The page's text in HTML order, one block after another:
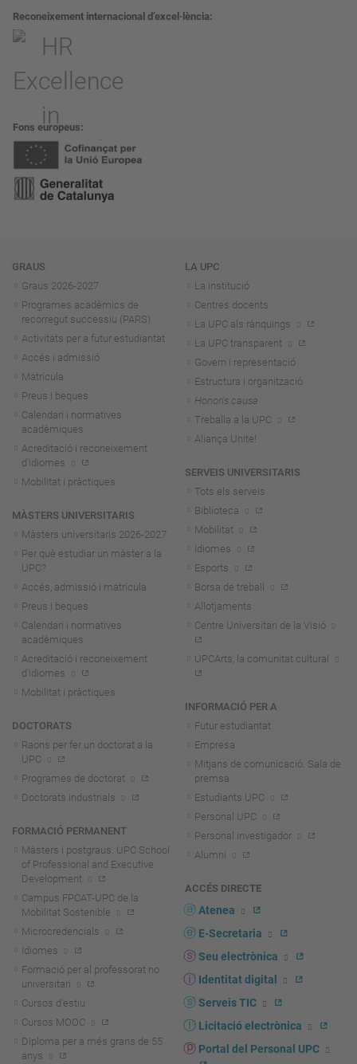
Reconeixement internacional d’excel·lència
Fons europeus
Navegació
GRAUS
Graus 2026-2027
Programes acadèmics de
recorregut successiu (PARS)
Activitats per a futur estudiantat
Accés i admissió
Matrícula
Preus i beques
Calendari i normatives
acadèmiques
Acreditació i reconeixement
d'idiomes
Mobilitat i pràctiques
MÀSTERS UNIVERSITARIS
Màsters universitaris 2026-2027
Per què estudiar un màster a la
UPC?
Accés, admissió i matrícula
Preus i beques
Calendari i normatives
acadèmiques
Acreditació i reconeixement
d'idiomes
Mobilitat i pràctiques
DOCTORATS
Raons per fer un doctorat a la
UPC
Programes de doctorat
Doctorats industrials
FORMACIÓ PERMANENT
Màsters i postgraus. UPC School
of Professional and Executive
Development
Campus FPCAT-UPC de la
Mobilitat Sostenible
Microcredencials
Idiomes
Formació per al professorat no
universitari
Cursos d'estiu
Cursos MOOC
Diploma per a més grans de 55
anys
LA UPC
La institució
Centres docents
La UPC als rànquings
La UPC transparent
Govern i representació
Estructura i organització
Honoris causa
Treballa a la UPC
Aliança Unite!
SERVEIS UNIVERSITARIS
Tots els serveis
Biblioteca
Mobilitat
Idiomes
Esports
Borsa de treball
Allotjaments
Centre Universitari de la Visió
UPCArts, la comunitat cultural
INFORMACIÓ PER A
Futur estudiantat
Empresa
Mitjans de comunicació. Sala de
premsa
Estudiants UPC
Personal UPC
Personal investigador
Alumni
ACCÉS DIRECTE
Atenea
E-Secretaria
Seu electrònica
Identitat digital
Serveis TIC
Licitació electrònica
Portal del Personal UPC